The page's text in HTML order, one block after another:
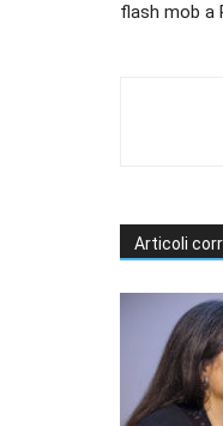
flash mob a
Articoli